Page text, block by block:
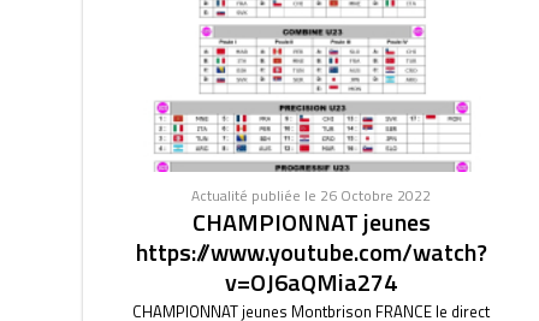
Actualité publiée le 26 Octobre 2022
CHAMPIONNAT jeunes
https://www.youtube.com/watch?
v=OJ6aQMia274
CHAMPIONNAT jeunes Montbrison FRANCE le direct